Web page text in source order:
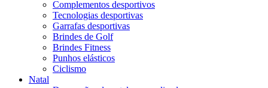
Complementos desportivos
Tecnologias desportivas
Garrafas desportivas
Brindes de Golf
Brindes Fitness
Punhos elásticos
Ciclismo
Natal